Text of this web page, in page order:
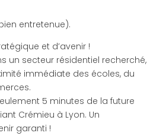
entretenue).
et d’avenir !
un secteur résidentiel recherché,
immédiate des écoles, du
5 minutes de la future
Crémieu à Lyon. Un
garanti !